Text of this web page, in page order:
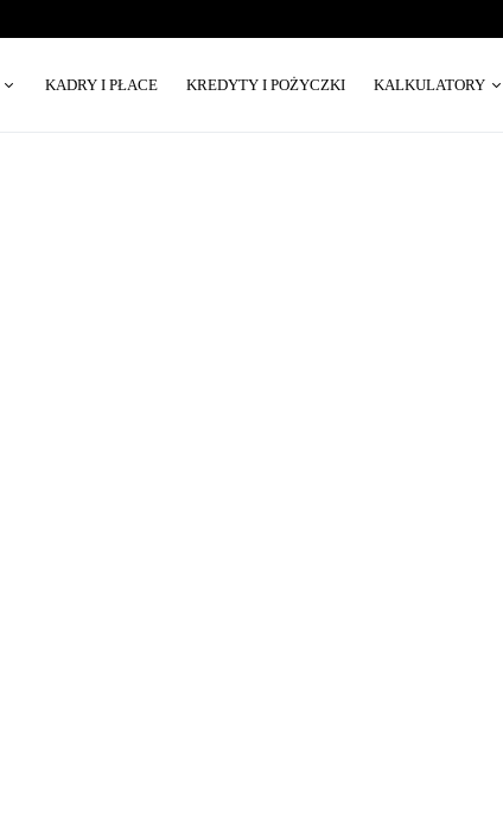
KADRY I PŁACE KREDYTY I POŻYCZKI KALKULATORY